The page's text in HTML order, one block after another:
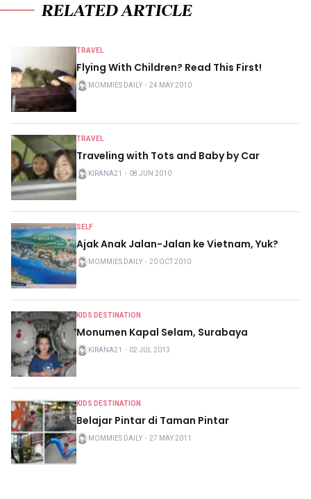
RELATED ARTICLE
TRAVEL
Flying With Children? Read This First!
MOMMIES DAILY ・ 24 MAY 2010
TRAVEL
Traveling with Tots and Baby by Car
KIRANA21 ・ 08 JUN 2010
SELF
Ajak Anak Jalan-Jalan ke Vietnam, Yuk?
MOMMIES DAILY ・ 20 OCT 2010
KIDS DESTINATION
Monumen Kapal Selam, Surabaya
KIRANA21 ・ 02 JUL 2013
KIDS DESTINATION
Belajar Pintar di Taman Pintar
MOMMIES DAILY ・ 27 MAY 2011